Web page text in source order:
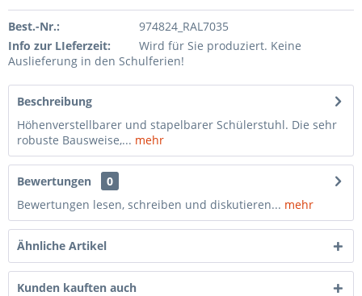
Best.-Nr.:
974824_RAL7035
Info zur LIeferzeit:
Wird für Sie produziert. Keine
Auslieferung in den Schulferien!
Beschreibung
Höhenverstellbarer und stapelbarer Schülerstuhl. Die sehr
robuste Bausweise,... mehr
Bewertungen
0
Bewertungen lesen, schreiben und diskutieren... mehr
Ähnliche Artikel
Kunden kauften auch